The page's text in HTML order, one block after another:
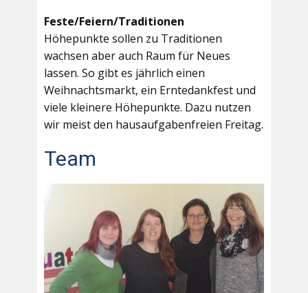
Feste/Feiern/Traditionen
Höhepunkte sollen zu Traditionen
wachsen aber auch Raum für Neues
lassen. So gibt es jährlich einen
Weihnachtsmarkt, ein Erntedankfest und
viele kleinere Höhepunkte. Dazu nutzen
wir meist den hausaufgabenfreien Freitag.
Team